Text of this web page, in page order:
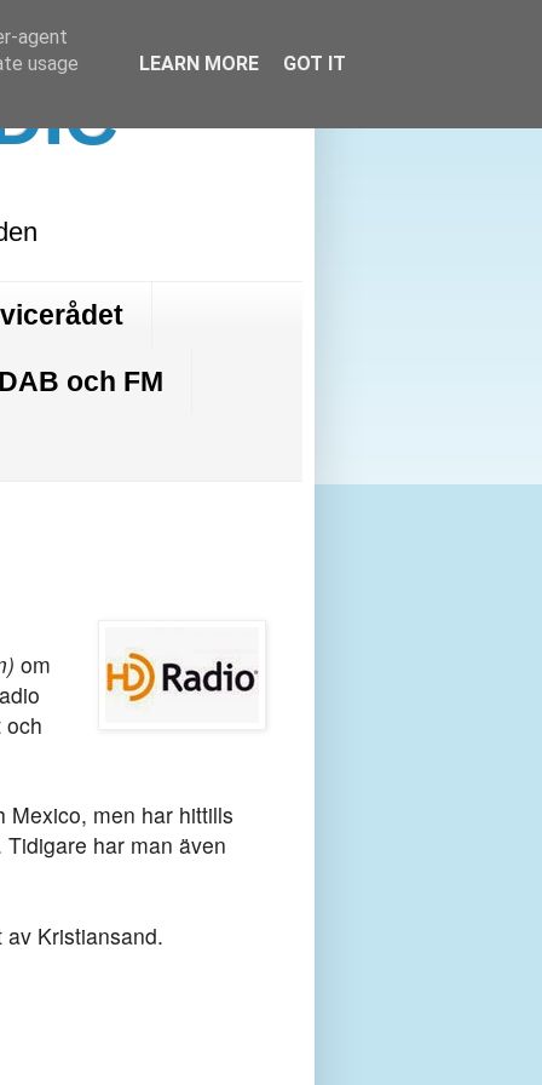
och FM
om
och
Mexico, men har hittills
har man även
Kristiansand.
agent
usage
LEARN MORE GOT IT